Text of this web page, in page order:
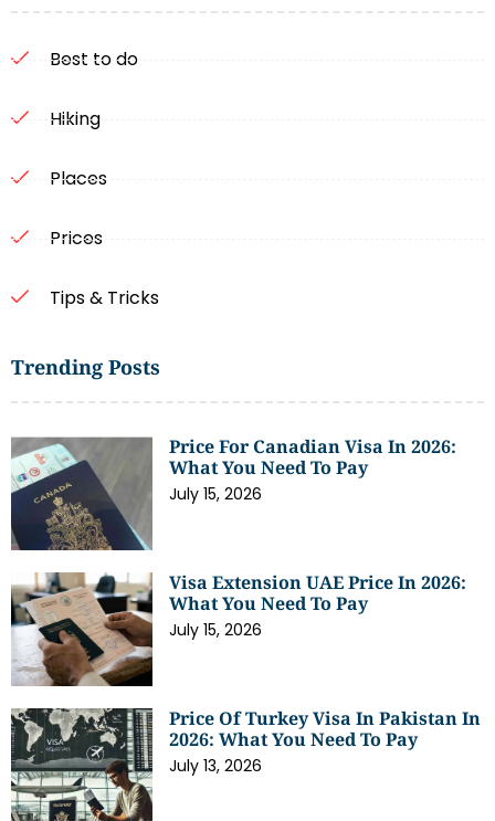
Best to do
Hiking
Places
Prices
Tips & Tricks
Trending Posts
Price For Canadian Visa In 2026:
What You Need To Pay
July 15, 2026
Visa Extension UAE Price In 2026:
What You Need To Pay
July 15, 2026
Price Of Turkey Visa In Pakistan In
2026: What You Need To Pay
July 13, 2026